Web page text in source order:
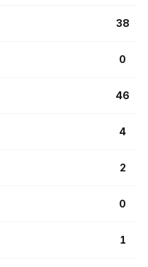
38
0
46
4
2
0
1